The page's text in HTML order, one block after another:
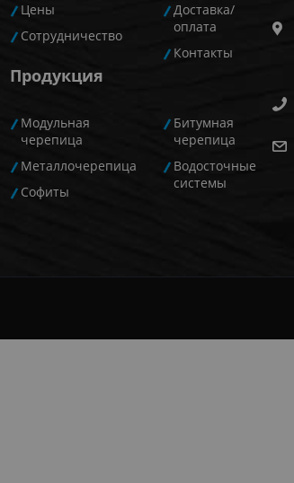
Цены
Доставка/
оплата
Сотрудничество
Контакты
Продукция
Модульная
черепица
Битумная
черепица
Металлочерепица
Водосточные
системы
Софиты